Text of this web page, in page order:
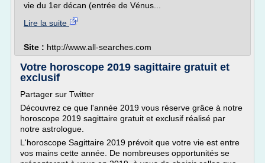
vie du 1er décan (entrée de Vénus...
Lire la suite
Site : http://www.all-searches.com
Votre horoscope 2019 sagittaire gratuit et
exclusif
Partager sur Twitter
Découvrez ce que l'année 2019 vous réserve grâce à notre
horoscope 2019 sagittaire gratuit et exclusif réalisé par
notre astrologue.
L'horoscope Sagittaire 2019 prévoit que votre vie est entre
vos mains cette année. De nombreuses opportunités se